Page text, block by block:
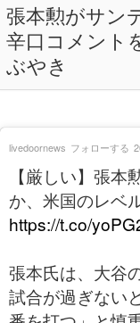
張本勲がサン
辛口コメント
ぶやき
【厳しい】張
か、米国のレベ
https://t.co/
張本氏は、大谷
試合が過ぎない
livedoornews フォローする